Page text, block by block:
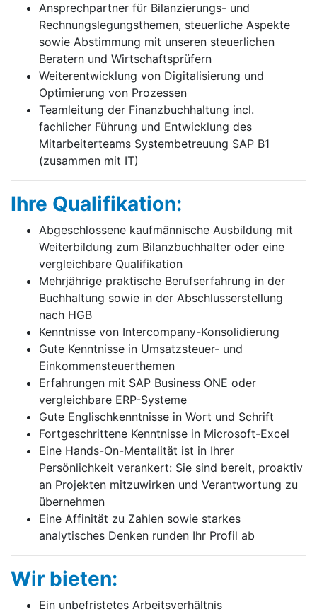
Ansprechpartner für Bilanzierungs- und
Rechnungslegungsthemen, steuerliche Aspekte
sowie Abstimmung mit unseren steuerlichen
Beratern und Wirtschaftsprüfern
Weiterentwicklung von Digitalisierung und
Optimierung von Prozessen
Teamleitung der Finanzbuchhaltung incl.
fachlicher Führung und Entwicklung des
Mitarbeiterteams Systembetreuung SAP B1
(zusammen mit IT)
Ihre Qualifikation:
Abgeschlossene kaufmännische Ausbildung mit
Weiterbildung zum Bilanzbuchhalter oder eine
vergleichbare Qualifikation
Mehrjährige praktische Berufserfahrung in der
Buchhaltung sowie in der Abschlusserstellung
nach HGB
Kenntnisse von Intercompany-Konsolidierung
Gute Kenntnisse in Umsatzsteuer- und
Einkommensteuerthemen
Erfahrungen mit SAP Business ONE oder
vergleichbare ERP-Systeme
Gute Englischkenntnisse in Wort und Schrift
Fortgeschrittene Kenntnisse in Microsoft-Excel
Eine Hands-On-Mentalität ist in Ihrer
Persönlichkeit verankert: Sie sind bereit, proaktiv
an Projekten mitzuwirken und Verantwortung zu
übernehmen
Eine Affinität zu Zahlen sowie starkes
analytisches Denken runden Ihr Profil ab
Wir bieten:
Ein unbefristetes Arbeitsverhältnis